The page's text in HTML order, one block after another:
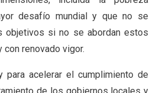
desafío mundial y que no se
objetivos si no se abordan estos
con renovado vigor.
para acelerar el cumplimiento de